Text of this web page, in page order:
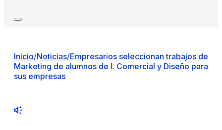
Inicio/Noticias/Empresarios seleccionan trabajos de
Marketing de alumnos de I. Comercial y Diseño para
sus empresas